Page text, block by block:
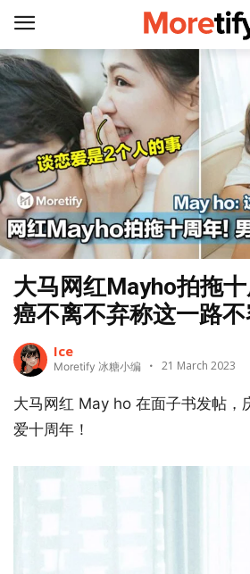
大马网红Mayho拍拖
癌不离不弃称这一路
Ice
Moretify 冰糖小编 21 March 2023
大马网红 May ho 在面子书发帖，
爱十周年！